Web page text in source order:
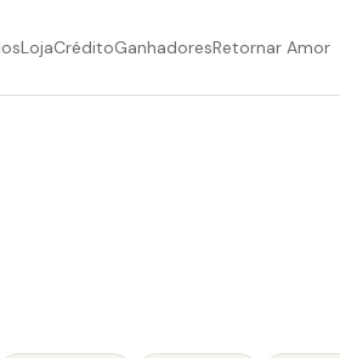
LojaCréditoGanhadoresRetornar Amor